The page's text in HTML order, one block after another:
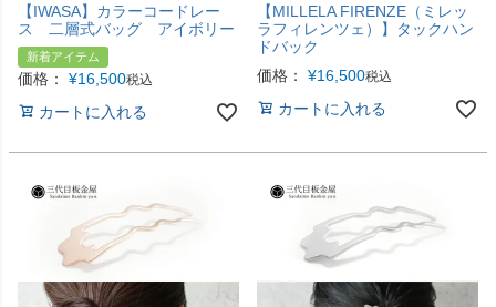
【IWASA】カラーコードレー
ス 二層式バッグ アイボリー
新着アイテム
価格： ¥16,500税込
カートに入れる
【MILLELA FIRENZE（ミレッ
ラフィレンツェ）】タックハン
ドバック
価格：
¥16,500税込
カートに入れる